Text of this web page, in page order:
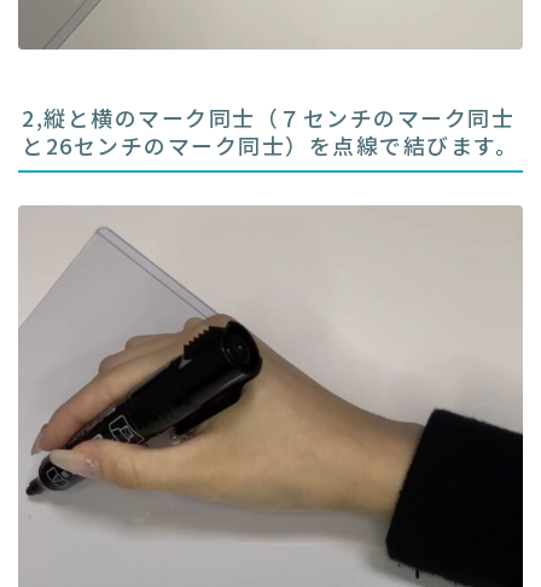
2,縦と横のマーク同士（７センチのマーク同士
と26センチのマーク同士）を点線で結びます。